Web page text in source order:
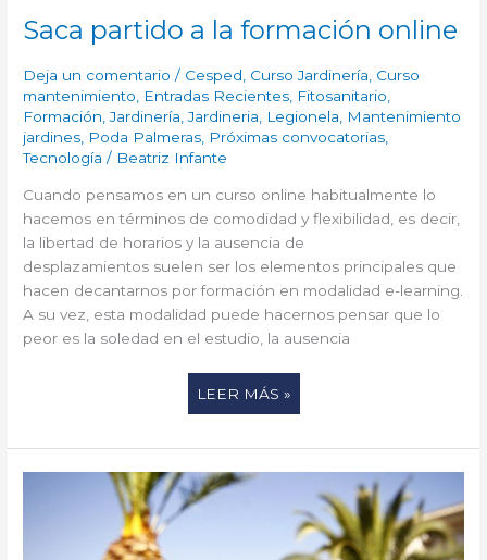
Saca partido a la formación online
Deja un comentario / Cesped Curso Jardinería Curso
mantenimiento
Entradas Recientes Fitosanitario
Formación ,Jardinería ,Jardineria Legionela
Mantenimiento
jardines Poda Palmeras Próximas convocatorias
Tecnología / Beatriz Infante
Cuando pensamos en un curso online habitualmente lo
hacemos en términos de comodidad y flexibilidad, es decir,
la libertad de horarios y la ausencia de
desplazamientos suelen ser los elementos principales que
hacen decantarnos por formación en modalidad e-learning.
A su vez, esta modalidad puede hacernos pensar que lo
peor es la soledad en el estudio, la ausencia
LEER MÁS »
EL
PICUDO